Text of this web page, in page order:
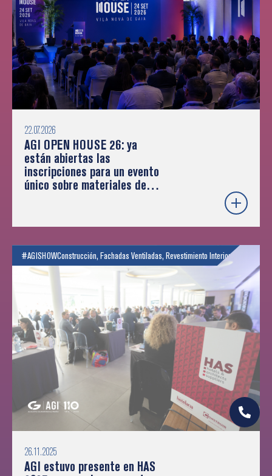
22.07.2026
AGI OPEN HOUSE 26: ya
están abiertas las
inscripciones para un evento
único sobre materiales de
#AGISHOWConstrucción, Fachadas Ventiladas, Revestimiento Interior
26.11.2025
AGI estuvo presente en HAS